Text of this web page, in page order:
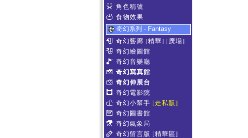
角色稱號
食物效果
奇幻系列 - Fantasy
奇幻藝廊 [精華] [廣場]
奇幻繪圖館
奇幻音樂廳
奇幻寫真館
奇幻伸展台
奇幻電影院
奇幻小幫手 [走私販]
奇幻圖書館
奇幻氣象局
奇幻留言版 [精華區]